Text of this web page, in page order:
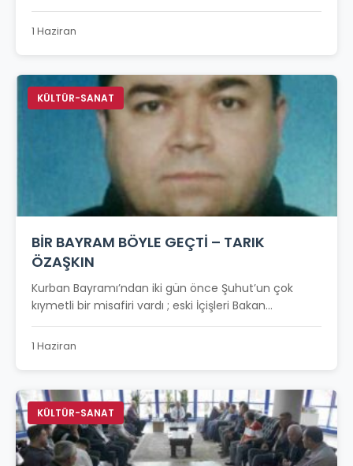
1 Haziran
KÜLTÜR-SANAT
BİR BAYRAM BÖYLE GEÇTİ – TARIK
ÖZAŞKIN
Kurban Bayramı’ndan iki gün önce Şuhut’un çok
kıymetli bir misafiri vardı ; eski İçişleri Bakan...
1 Haziran
KÜLTÜR-SANAT